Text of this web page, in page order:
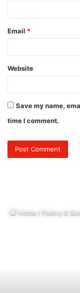
Email *
Website
Save my name,
time I comment.